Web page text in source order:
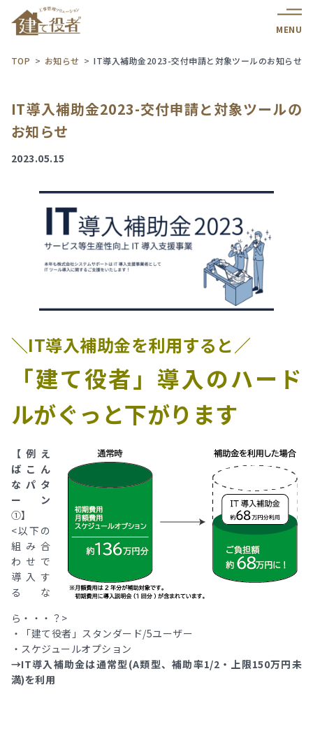
MENU
TOP お知らせ IT導入補助金2023-交付申請と対象ツールのお知らせ
IT導入補助金2023-交付申請と対象ツールの
お知らせ
2023.05.15
＼IT導入補助金を利用すると／
「建て役者」導入のハード
ルがぐっと下がります
【例え
ばこん
なパタ
ーン
①】
<以下の
組み合
わせで
導入す
るな
ら・・・？>
・「建て役者」スタンダード/5ユーザー
・スケジュールオプション
→IT導入補助金は通常型(A類型、補助率1/2・上限150万円未
満)を利用